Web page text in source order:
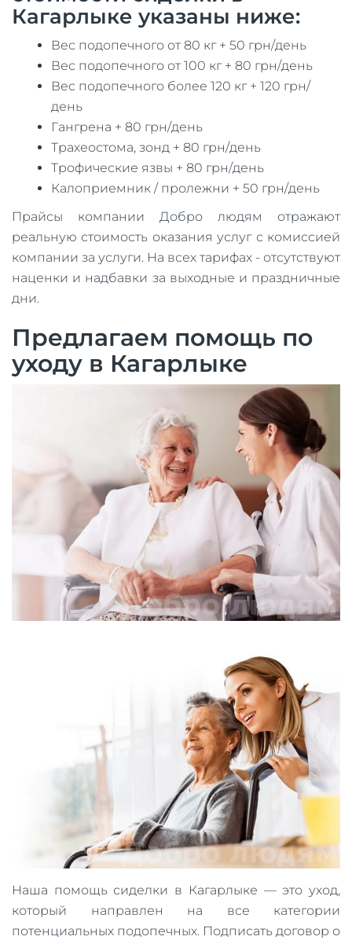
Кагарлыке указаны ниже:
Вес подопечного от 80 кг + 50 грн/день
Вес подопечного от 100 кг + 80 грн/день
Вес подопечного более 120 кг + 120 грн/
день
Гангрена + 80 грн/день
Трахеостома, зонд + 80 грн/день
Трофические язвы + 80 грн/день
Калоприемник / пролежни + 50 грн/день
Прайсы компании Добро людям отражают
реальную стоимость оказания услуг с комиссией
компании за услуги. На всех тарифах - отсутствуют
наценки и надбавки за выходные и праздничные
дни.
Предлагаем помощь по
уходу в Кагарлыке
Наша помощь сиделки в Кагарлыке — это уход,
который направлен на все категории
потенциальных подопечных. Подписать договор о